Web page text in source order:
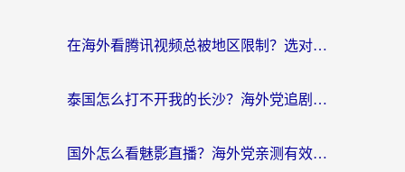
在海外看腾讯视频总被地区限制？选对回国加速器，还能解决泰国政务网和蜻蜓FM卡顿问题
泰国怎么打不开我的长沙？海外党追剧看片的破局指南
国外怎么看魅影直播？海外党亲测有效的回国加速指南（附听歌、看央视VIP技巧）